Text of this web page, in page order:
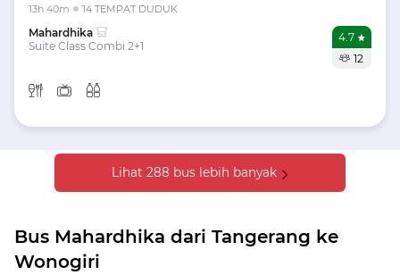
13h 40m 14 TEMPAT DUDUK
Mahardhika
Suite Class Combi 2+1
4.7
12
Lihat 288 bus lebih banyak
Bus Mahardhika dari Tangerang ke
Wonogiri